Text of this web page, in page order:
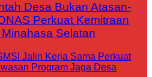
Desa Bukan Atasan-
Perkuat Kemitraan
Selatan